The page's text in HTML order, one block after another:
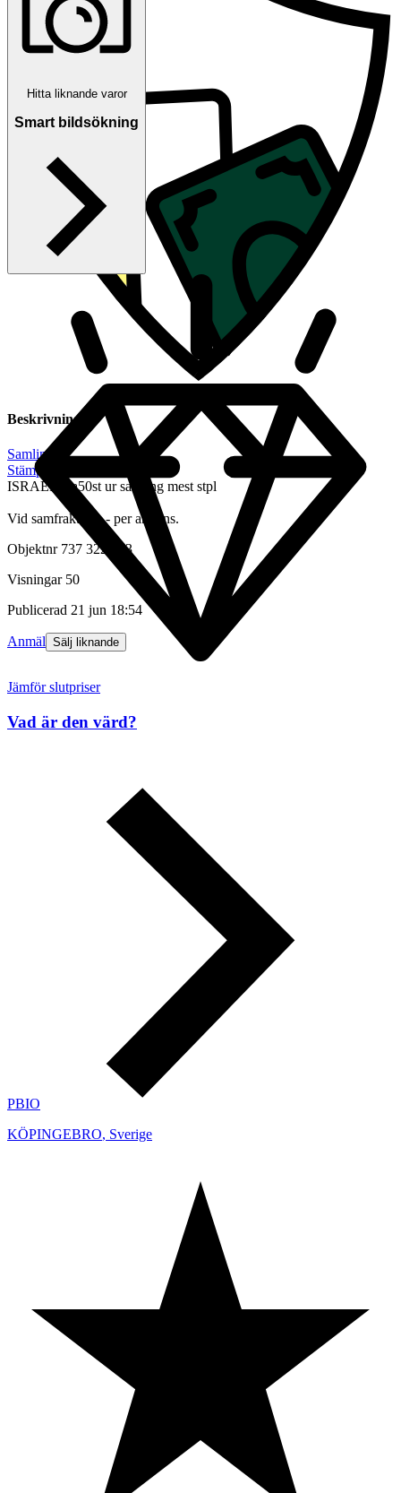
Beskrivning
Samling
Stämplat
ISRAEL, ca50st ur samling mest stpl
Vid samfrakt + 1.- per annons.
Objektnr 737 322 533
Visningar 50
Publicerad 21 jun 18:54
Anmäl Sälj liknande
PBIO
KÖPINGEBRO, Sverige
Hitta liknande varor
Smart bildsökning
Jämför slutpriser
Vad är den värd?